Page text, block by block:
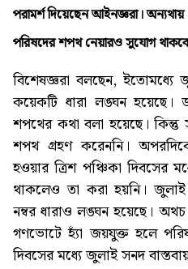
পরামর্শ দিয়েছেন আইনজ্ঞরা।
পরিষদের শপথ নেয়ারও সুযোগ
বিশেষজ্ঞরা বলছেন, ইতোমধ্যে
কয়েকটি ধারা লঙ্ঘন হয়েছে।
শপথের কথা বলা হয়েছে।
শপথ গ্রহণ করেননি।
হওয়ার ত্রিশ পঞ্চিকা দিবসের
থাকলেও তা করা হয়নি।
নম্বর ধারাও লঙ্ঘন হয়েছে।
গণভোটে হ্যাঁ জয়যুক্ত হলে
দিবসের মধ্যে জুলাই সনদ